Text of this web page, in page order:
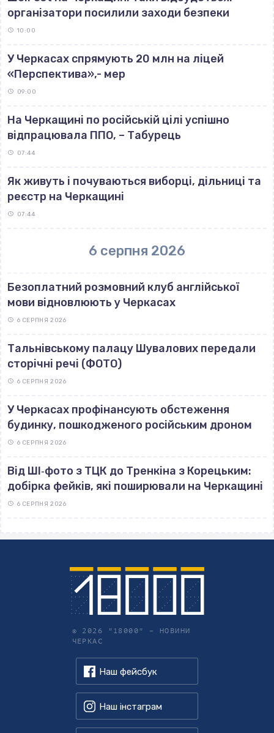
організатори посилили заходи безпеки
10:00
У Черкасах спрямують 20 млн на ліцей
«Перспектива»,- мер
09:00
На Черкащині по російській цілі успішно
відпрацювала ППО, – Табурець
07:44
Як живуть і почуваються виборці, дільниці та
реєстр на Черкащині
07:44
6 серпня 2026
Безоплатний розмовний клуб англійської
мови відновлюють у Черкасах
6 СЕРПНЯ 2026
Тальнівському палацу Шувалових передали
сторічні речі (ФОТО)
6 СЕРПНЯ 2026
У Черкасах профінансують обстеження
будинку, пошкодженого російським дроном
6 СЕРПНЯ 2026
Від ШІ‐фото з ТЦК до Тренкіна з Корецьким:
добірка фейків, які поширювали на Черкащині
6 СЕРПНЯ 2026
© 2026 "18000" – НОВИНИ
ЧЕРКАС
Наш фейсбук
Наш інстаграм